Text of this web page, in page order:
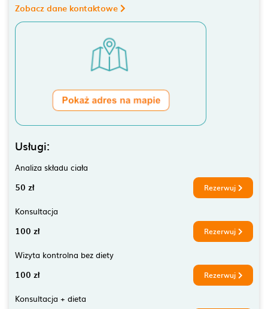
Zobacz dane kontaktowe
Usługi:
Analiza składu ciała
50 zł Rezerwuj
Konsultacja
100 zł Rezerwuj
Wizyta kontrolna bez diety
100 zł Rezerwuj
Konsultacja + dieta